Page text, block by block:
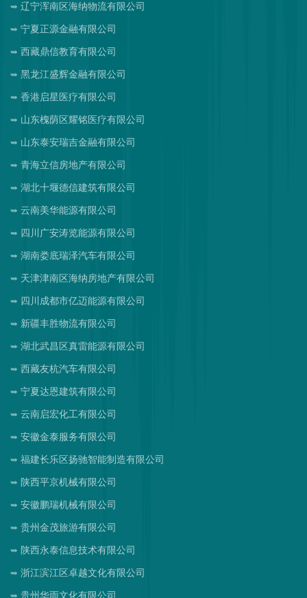
辽宁浑南区海纳物流有限公司
宁夏正源金融有限公司
西藏鼎信教育有限公司
黑龙江盛辉金融有限公司
香港启星医疗有限公司
山东槐荫区耀铭医疗有限公司
山东泰安瑞吉金融有限公司
青海立信房地产有限公司
湖北十堰德信建筑有限公司
云南美华能源有限公司
四川广安涛览能源有限公司
湖南娄底瑞泽汽车有限公司
天津津南区海纳房地产有限公司
四川成都市亿迈能源有限公司
新疆丰胜物流有限公司
湖北武昌区真雷能源有限公司
西藏友杭汽车有限公司
宁夏达恩建筑有限公司
云南启宏化工有限公司
安徽金泰服务有限公司
福建长乐区扬驰智能制造有限公司
陕西平京机械有限公司
安徽鹏瑞机械有限公司
贵州金茂旅游有限公司
陕西永泰信息技术有限公司
浙江滨江区卓越文化有限公司
贵州华雨文化有限公司